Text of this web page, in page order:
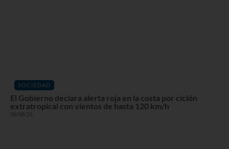
SOCIEDAD
El Gobierno declara alerta roja en la costa por ciclón
extratropical con vientos de hasta 120 km/h
06/08/26